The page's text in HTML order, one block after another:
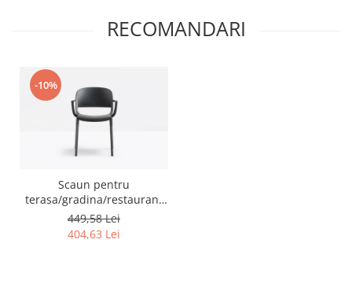
RECOMANDARI
-10%
Scaun pentru
terasa/gradina/restaurant
Dome 265
449,58 Lei
404,63 Lei